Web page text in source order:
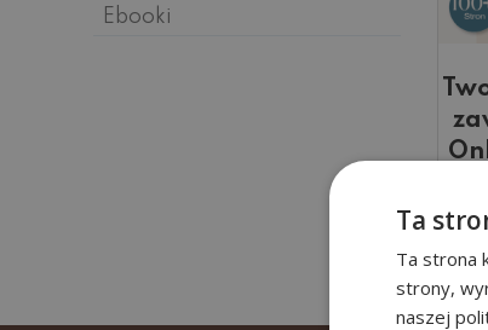
Ebooki
Ta
Ta strona
strony,
naszej